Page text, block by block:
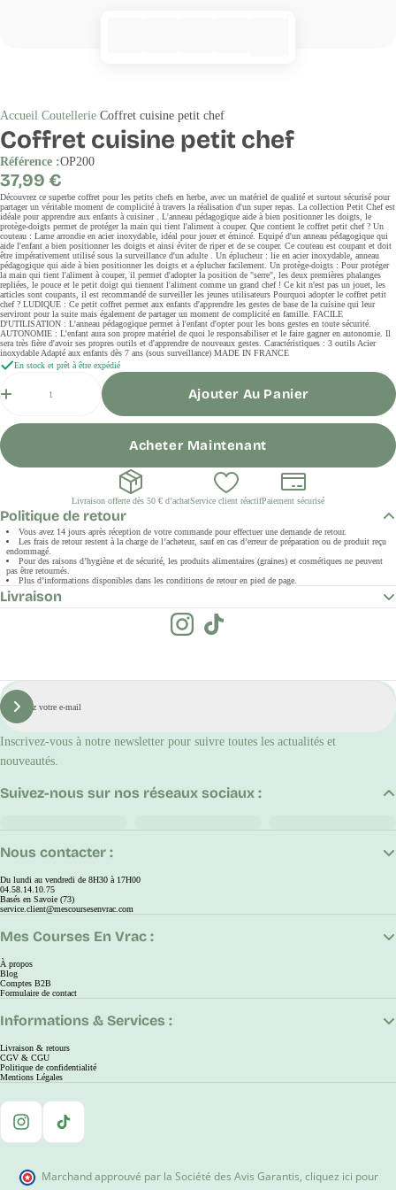
Accueil Coutellerie Coffret cuisine petit chef
Coffret cuisine petit chef
Référence :OP200
Prix
régulier
37,99 €
Découvrez ce superbe coffret pour les petits chefs en herbe, avec un matériel de qualité et surtout sécurisé pour
partager un véritable moment de complicité à travers la réalisation d'un super repas. La collection Petit Chef est
idéale pour apprendre aux enfants à cuisiner . L'anneau pédagogique aide à bien positionner les doigts, le
protège-doigts permet de protéger la main qui tient l'aliment à couper. Que contient le coffret petit chef ? Un
couteau : Lame arrondie en acier inoxydable, idéal pour jouer et émincé. Equipé d'un anneau pédagogique qui
aide l'enfant a bien positionner les doigts et ainsi éviter de riper et de se couper. Ce couteau est coupant et doit
être impérativement utilisé sous la surveillance d'un adulte . Un éplucheur : lie en acier inoxydable, anneau
pédagogique qui aide à bien positionner les doigts et a éplucher facilement. Un protège-doigts : Pour protéger
la main qui tient l'aliment à couper, il permet d'adopter la position de "serre", les deux premières phalanges
repliées, le pouce et le petit doigt qui tiennent l'aliment comme un grand chef ! Ce kit n'est pas un jouet, les
articles sont coupants, il est recommandé de surveiller les jeunes utilisateurs Pourquoi adopter le coffret petit
chef ? LUDIQUE : Ce petit coffret permet aux enfants d'apprendre les gestes de base de la cuisine qui leur
serviront pour la suite mais également de partager un moment de complicité en famille. FACILE
D'UTILISATION : L'anneau pédagogique permet à l'enfant d'opter pour les bons gestes en toute sécurité.
AUTONOMIE : L'enfant aura son propre matériel de quoi le responsabiliser et le faire gagner en autonomie. Il
sera très fière d'avoir ses propres outils et d'apprendre de nouveaux gestes. Caractéristiques : 3 outils Acier
inoxydable Adapté aux enfants dès 7 ans (sous surveillance) MADE IN FRANCE
En stock et prêt à être expédié
Ajouter Au Panier
Acheter Maintenant
Livraison offerte dès 50 € d’achatService client réactifPaiement sécurisé
Politique de retour
Vous avez 14 jours après réception de votre commande pour effectuer une demande de retour.
Les frais de retour restent à la charge de l’acheteur, sauf en cas d’erreur de préparation ou de produit reçu
endommagé.
Pour des raisons d’hygiène et de sécurité, les produits alimentaires (graines) et cosmétiques ne peuvent
pas être retournés.
Plus d’informations disponibles dans les conditions de retour en pied de page.
Livraison
E-
mail
S'inscrire
Inscrivez-vous à notre newsletter pour suivre toutes les actualités et
nouveautés.
Nous contacter :
Du lundi au vendredi de 8H30 à 17H00
04.58.14.10.75
Basés en Savoie (73)
service.client@mescoursesenvrac.com
Mes Courses En Vrac :
À propos
Blog
Comptes B2B
Formulaire de contact
Informations & Services :
Livraison & retours
CGV & CGU
Politique de confidentialité
Mentions Légales
Suivez-nous sur nos réseaux sociaux :
Instagram
TikTok
Marchand approuvé par la Société des Avis Garantis, cliquez ici pour